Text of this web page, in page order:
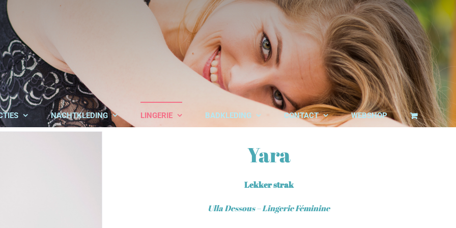
NACHTKLEDING LINGERIE BADKLEDING CONTACT WEBSHOP
Yara
Lekker strak
Ulla Dessous – Lingerie Féminine